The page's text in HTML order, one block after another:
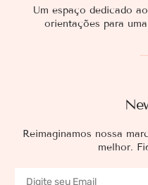
Reimaginamos nossa
melhor.
Um espaço dedicado
orientações para